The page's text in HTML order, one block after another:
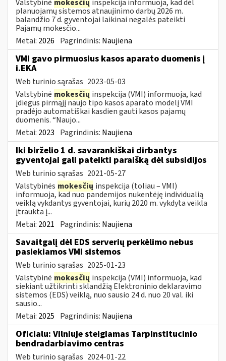
Valstybinė mokesčių inspekcija informuoja, kad dėl
planuojamų sistemos atnaujinimo darbų 2026 m.
balandžio 7 d. gyventojai laikinai negalės pateikti
Pajamų mokesčio...
Metai: 2026 Pagrindinis: Naujiena
VMI gavo pirmuosius kasos aparato duomenis į
i.EKA
Web turinio sąrašas 2023-05-03
Valstybinė mokesčių inspekcija (VMI) informuoja, kad
įdiegus pirmąjį naujo tipo kasos aparato modelį VMI
pradėjo automatiškai kasdien gauti kasos pajamų
duomenis. “Naujo...
Metai: 2023 Pagrindinis: Naujiena
Iki birželio 1 d. savarankiškai dirbantys
gyventojai gali pateikti paraišką dėl subsidijos
Web turinio sąrašas 2021-05-27
Valstybinės mokesčių inspekcija (toliau – VMI)
informuoja, kad nuo pandemijos nukentėję individualią
veiklą vykdantys gyventojai, kurių 2020 m. vykdyta veikla
įtraukta į...
Metai: 2021 Pagrindinis: Naujiena
Savaitgalį dėl EDS serverių perkėlimo nebus
pasiekiamos VMI sistemos
Web turinio sąrašas 2025-01-23
Valstybinė mokesčių inspekcija (VMI) informuoja, kad
siekiant užtikrinti sklandžią Elektroninio deklaravimo
sistemos (EDS) veiklą, nuo sausio 24 d. nuo 20 val. iki
sausio...
Metai: 2025 Pagrindinis: Naujiena
Oficialu: Vilniuje steigiamas Tarpinstitucinio
bendradarbiavimo centras
Web turinio sąrašas 2024-01-22